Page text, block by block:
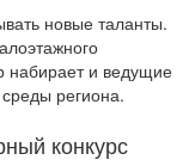
новые таланты.
набирает и ведущие
среды региона.
конкурс